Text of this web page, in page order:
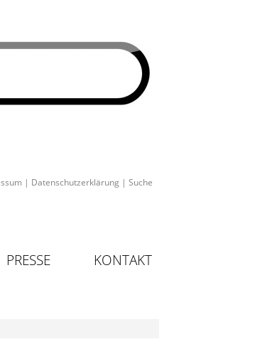
| Datenschutzerklärung | Suche
PRESSE KONTAKT